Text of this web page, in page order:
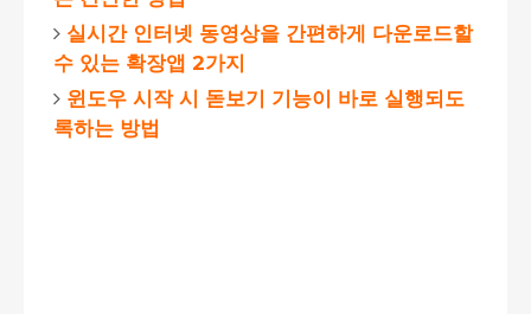
실시간 인터넷 동영상을 간편하게 다운로드할
수 있는 확장앱 2가지
윈도우 시작 시 돋보기 기능이 바로 실행되도
록하는 방법